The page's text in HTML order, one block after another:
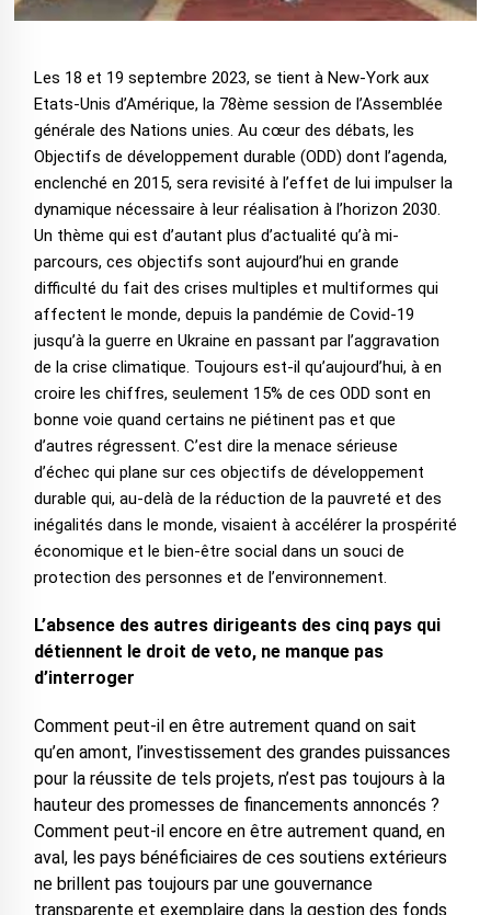
Les 18 et 19 septembre 2023, se tient à New-York aux
Etats-Unis d’Amérique, la 78ème session de l’Assemblée
générale des Nations unies. Au cœur des débats, les
Objectifs de développement durable (ODD) dont l’agenda,
enclenché en 2015, sera revisité à l’effet de lui impulser la
dynamique nécessaire à leur réalisation à l’horizon 2030.
Un thème qui est d’autant plus d’actualité qu’à mi-
parcours, ces objectifs sont aujourd’hui en grande
difficulté du fait des crises multiples et multiformes qui
affectent le monde, depuis la pandémie de Covid-19
jusqu’à la guerre en Ukraine en passant par l’aggravation
de la crise climatique. Toujours est-il qu’aujourd’hui, à en
croire les chiffres, seulement 15% de ces ODD sont en
bonne voie quand certains ne piétinent pas et que
d’autres régressent. C’est dire la menace sérieuse
d’échec qui plane sur ces objectifs de développement
durable qui, au-delà de la réduction de la pauvreté et des
inégalités dans le monde, visaient à accélérer la prospérité
économique et le bien-être social dans un souci de
protection des personnes et de l’environnement.
L’absence des autres dirigeants des cinq pays qui
détiennent le droit de veto, ne manque pas
d’interroger
Comment peut-il en être autrement quand on sait
qu’en amont, l’investissement des grandes puissances
pour la réussite de tels projets, n’est pas toujours à la
hauteur des promesses de financements annoncés ?
Comment peut-il encore en être autrement quand, en
aval, les pays bénéficiaires de ces soutiens extérieurs
ne brillent pas toujours par une gouvernance
transparente et exemplaire dans la gestion des fonds